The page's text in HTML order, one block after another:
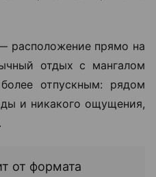
расположение прямо на
отдых с мангалом
отпускным: рядом
и никакого ощущения,
от формата